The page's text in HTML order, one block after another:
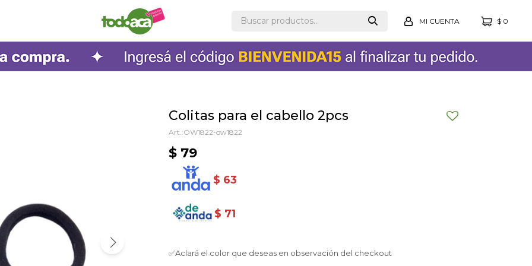
$ 0
Colitas para el cabello 2pcs
OW1822-ow1822
$ 79
$ 63
$ 71
✅Aclará el color que deseas en observación del checkout